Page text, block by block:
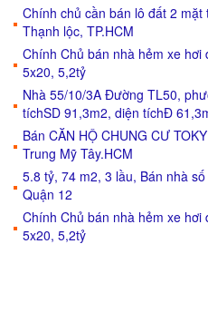
Chính chủ cần bán lô đất 2
Thạnh lộc, TP.HCM
Chính Chủ bán nhà hẻm xe
5x20, 5,2tỷ
Nhà 55/10/3A Đường TL50,
tíchSD 91,3m2, diện tíchĐ
Bán CĂN HỘ CHUNG CƯ
Trung Mỹ Tây.HCM
5.8 tỷ, 74 m2, 3 lầu, Bán nhà
Quận 12
Chính Chủ bán nhà hẻm xe
5x20, 5,2tỷ